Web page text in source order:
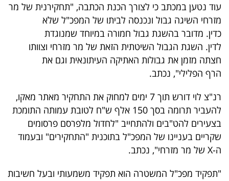
עוד נטען במכתב כי לצורך הכנת הכתבה, "תחקירנית של מר
מזרחי השיגה גבול ונכנסה לביתו של המפכ"ל שלא
כדין. מדובר בהשגת גבול חמורה במיוחד שמנוגדת
לדין. השגת הגבול השיטתית הזאת של מר מזרחי וצוותו
חצתה מזמן את גבולות האתיקה העיתונאית וגם את
הרף הפלילי", נכתב.
רנ"צ לוי דורש תוך 7 ימים למחוק את התחקיר מאתר מאקו,
להעביר תרומה בסך 150 אלף ש"ח לטובת עמותה התומכת
בצעירים להט"בים ולהתחייב "לחדול מלפרסם פרסומים
שקריים בעניינו של המפכ"ל בתוכנית "התחקירים" ובעמוד
ה-X של מר מזרחי", נכתב.
"תפקיד מפכ"ל המשטרה הוא תפקיד משמעותי ובעל חשיבות